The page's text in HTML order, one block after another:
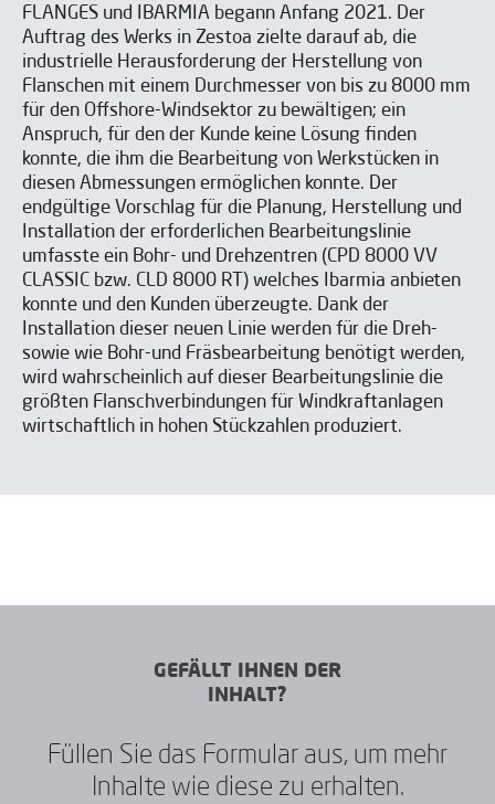
FLANGES und IBARMIA begann Anfang 2021. Der
Auftrag des Werks in Zestoa zielte darauf ab, die
industrielle Herausforderung der Herstellung von
Flanschen mit einem Durchmesser von bis zu 8000 mm
für den Offshore-Windsektor zu bewältigen; ein
Anspruch, für den der Kunde keine Lösung finden
konnte, die ihm die Bearbeitung von Werkstücken in
diesen Abmessungen ermöglichen konnte. Der
endgültige Vorschlag für die Planung, Herstellung und
Installation der erforderlichen Bearbeitungslinie
umfasste ein Bohr- und Drehzentren (CPD 8000 VV
CLASSIC bzw. CLD 8000 RT) welches Ibarmia anbieten
konnte und den Kunden überzeugte. Dank der
Installation dieser neuen Linie werden für die Dreh-
sowie wie Bohr-und Fräsbearbeitung benötigt werden,
wird wahrscheinlich auf dieser Bearbeitungslinie die
größten Flanschverbindungen für Windkraftanlagen
wirtschaftlich in hohen Stückzahlen produziert.
GEFÄLLT IHNEN DER
INHALT?
Füllen Sie das Formular aus, um mehr
Inhalte wie diese zu erhalten.
Ich habe gelesen und akzeptiere dieAviso legaly laPolítica
de privacidad *
Ich bin einverstanden, IBARMIA Veröffentlichungen zu
erhalten.
SENDEN
Ich habe gelesen und akzeptiere dieAviso legaly laPolítica
de privacidad *
Ich bin einverstanden, IBARMIA Veröffentlichungen zu
erhalten.
KONTAKT US
Ich habe gelesen und akzeptiere dieAviso legaly laPolítica
de privacidad *
Ich bin einverstanden, IBARMIA Veröffentlichungen zu
erhalten.
ABONNIEREN